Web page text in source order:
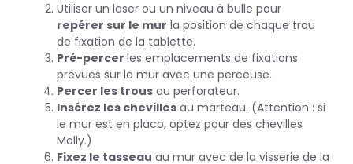
Utiliser un laser ou un niveau à bulle pour
repérer sur le mur la position de chaque trou
de fixation de la tablette.
Pré-percer les emplacements de fixations
prévues sur le mur avec une perceuse.
Percer les trous au perforateur.
Insérez les chevilles au marteau. (Attention : si
le mur est en placo, optez pour des chevilles
Molly.)
Fixez le tasseau au mur avec de la visserie de la